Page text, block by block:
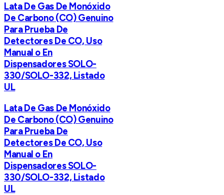
Lata De Gas De Monóxido
De Carbono (CO) Genuino
Para Prueba De
Detectores De CO, Uso
Manual o En
Dispensadores SOLO-
330/SOLO-332, Listado
UL
Lata De Gas De Monóxido
De Carbono (CO) Genuino
Para Prueba De
Detectores De CO, Uso
Manual o En
Dispensadores SOLO-
330/SOLO-332, Listado
UL